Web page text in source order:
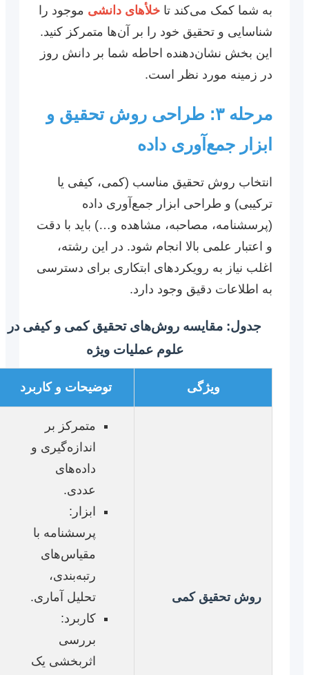
به شما کمک می‌کند تا خلأهای دانشی موجود را
شناسایی و تحقیق خود را بر آن‌ها متمرکز کنید.
این بخش نشان‌دهنده احاطه شما بر دانش روز
در زمینه مورد نظر است.
مرحله ۳: طراحی روش تحقیق و
ابزار جمع‌آوری داده
انتخاب روش تحقیق مناسب (کمی، کیفی یا
ترکیبی) و طراحی ابزار جمع‌آوری داده
(پرسشنامه، مصاحبه، مشاهده و…) باید با دقت
و اعتبار علمی بالا انجام شود. در این رشته،
اغلب نیاز به رویکردهای ابتکاری برای دسترسی
به اطلاعات دقیق وجود دارد.
جدول: مقایسه روش‌های تحقیق کمی و کیفی در
علوم عملیات ویژه
ویژگی توضیحات و کاربرد
روش تحقیق کمی
متمرکز بر
اندازه‌گیری و
داده‌های
عددی.
ابزار:
پرسشنامه با
مقیاس‌های
رتبه‌بندی،
تحلیل آماری.
کاربرد:
بررسی
اثربخشی یک